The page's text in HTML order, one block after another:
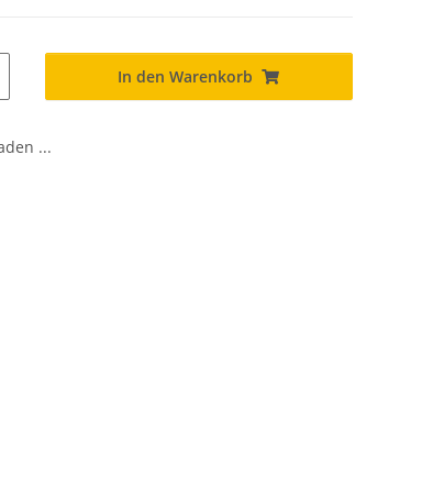
In den Warenkorb
...